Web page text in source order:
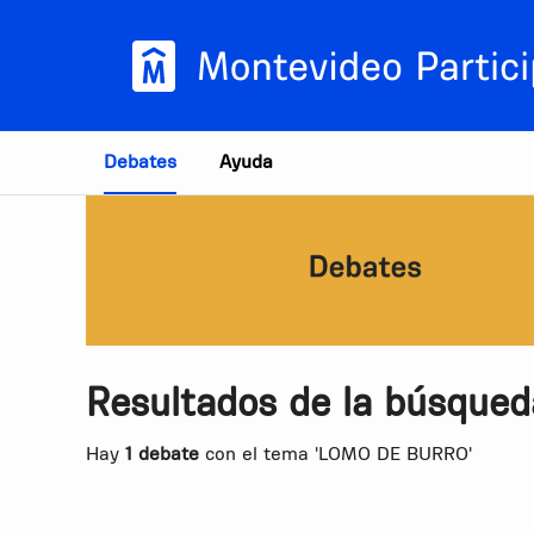
Debates Ayuda
Resultados de la
Hay 1 debate con el tema 'LOMO DE BURRO'